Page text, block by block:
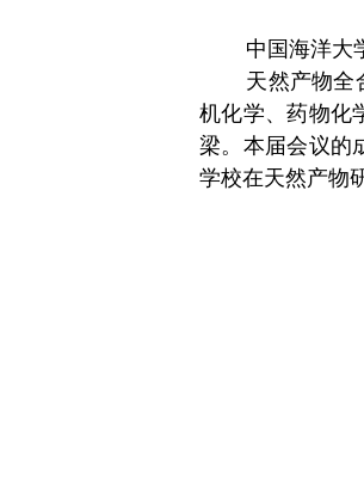
中国海洋大
天然产物全
机化学、药物化
梁。本届会议的
学校在天然产物